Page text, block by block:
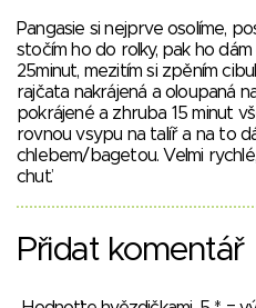
Pangasie si nejprve osolíme,
stočím ho do rolky, pak ho
25minut, mezitím si zpěním
rajčata nakrájená a oloupaná
pokrájené a zhruba 15 minut
rovnou vsypu na talíř a na to
chlebem/bagetou. Velmi
chuť.
Přidat komentář